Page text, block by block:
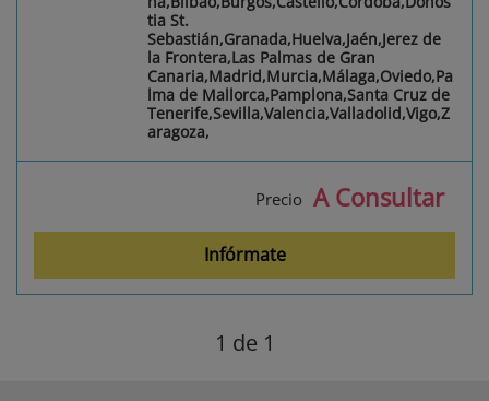
tia St.
Sebastián,Granada,Huelva,Jaén,Jerez de
la Frontera,Las Palmas de Gran
Canaria,Madrid,Murcia,Málaga,Oviedo,Pa
lma de Mallorca,Pamplona,Santa Cruz de
Tenerife,Sevilla,Valencia,Valladolid,Vigo,Z
aragoza,
Precio A Consultar
Infórmate
1 de 1